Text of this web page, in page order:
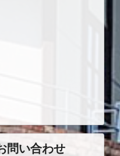
問い合わせ